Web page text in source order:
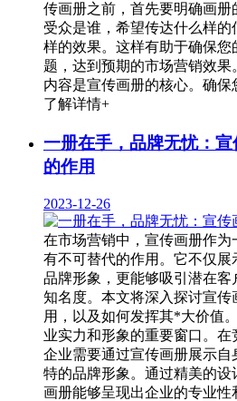
传画册之前，首先要明确画
受众是谁，希望传达什么样
样的效果。这样有助于确保
题，达到预期的市场营销效果
内容是宣传画册的核心。确
了解详情+
一册在手，品牌无忧：
的作用
2023-12-26
在市场营销中，宣传画册作
有不可替代的作用。它不仅
品牌形象，更能够吸引潜在
知名度。本文将深入探讨宣
用，以及如何发挥其*大价值
业实力和形象的重要窗口。在
企业需要通过宣传画册展示
特的品牌形象。通过精美的
画册能够呈现出企业的专业